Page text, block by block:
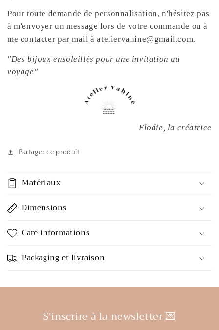
Pour toute demande de personnalisation, n'hésitez pas
à m'envoyer un message lors de votre commande ou à
me contacter par mail à ateliervahine@gmail.com.
"Des bijoux ensoleillés pour une invitation au
voyage"
Elodie, la créatrice
Partager ce produit
Matériaux
Dimensions
Care informations
Packaging et livraison
S'inscrire à la newsletter 💌